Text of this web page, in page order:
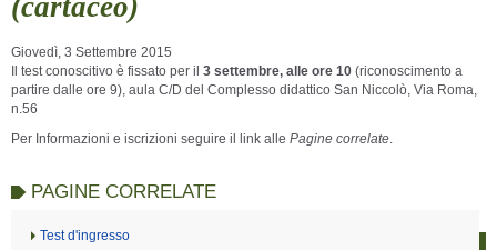
Giovedì, 3 Settembre 2015
Il test conoscitivo è fissato per il 3 settembre, alle ore 10 (riconoscimento a
partire dalle ore 9), aula C/D del Complesso didattico San Niccolò, Via Roma,
n.56
Per Informazioni e iscrizioni seguire il link alle Pagine correlate
PAGINE CORRELATE
Test d'ingresso